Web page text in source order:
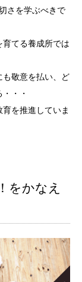
さを学ぶべきで
てる養成所では
敬意を払い、ど
・・
を推進していま
をかなえ